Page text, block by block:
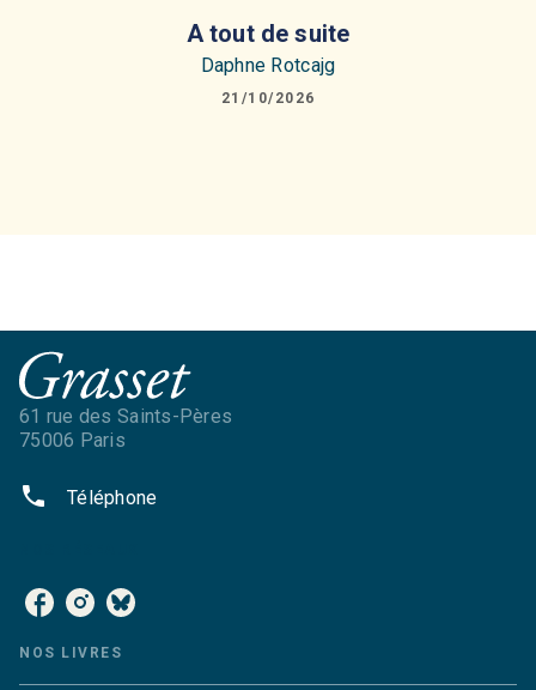
A tout de suite
Daphne Rotcajg
21/10/2026
61 rue des Saints-Pères
75006 Paris
phone Téléphone
NOS LIVRES